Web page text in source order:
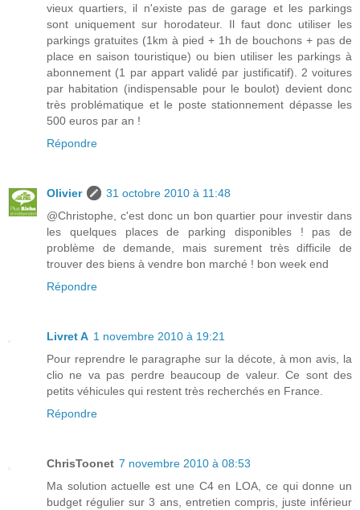
vieux quartiers, il n'existe pas de garage et les parkings
sont uniquement sur horodateur. Il faut donc utiliser les
parkings gratuites (1km à pied + 1h de bouchons + pas de
place en saison touristique) ou bien utiliser les parkings à
abonnement (1 par appart validé par justificatif). 2 voitures
par habitation (indispensable pour le boulot) devient donc
très problématique et le poste stationnement dépasse les
500 euros par an !
Répondre
Olivier
31 octobre 2010 à 11:48
@Christophe, c'est donc un bon quartier pour investir dans
les quelques places de parking disponibles ! pas de
problème de demande, mais surement très difficile de
trouver des biens à vendre bon marché ! bon week end
Répondre
Livret A 1 novembre 2010 à 19:21
Pour reprendre le paragraphe sur la décote, à mon avis, la
clio ne va pas perdre beaucoup de valeur. Ce sont des
petits véhicules qui restent très recherchés en France.
Répondre
ChrisToonet 7 novembre 2010 à 08:53
Ma solution actuelle est une C4 en LOA, ce qui donne un
budget régulier sur 3 ans, entretien compris, juste inférieur